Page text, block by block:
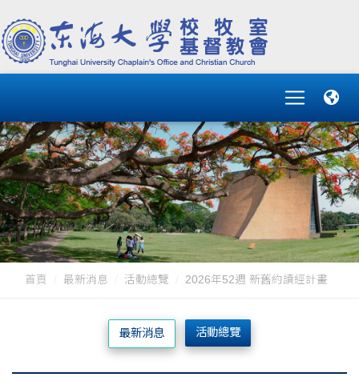
首頁 最新消息 活動總覽 2026年52週 新舊約讀經計畫
最新消息 活動總覽